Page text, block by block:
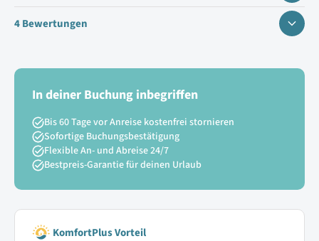
4 Bewertungen
In deiner Buchung inbegriffen
Bis 60 Tage vor Anreise kostenfrei stornieren
Sofortige Buchungsbestätigung
Flexible An- und Abreise 24/7
Bestpreis-Garantie für deinen Urlaub
KomfortPlus Vorteil